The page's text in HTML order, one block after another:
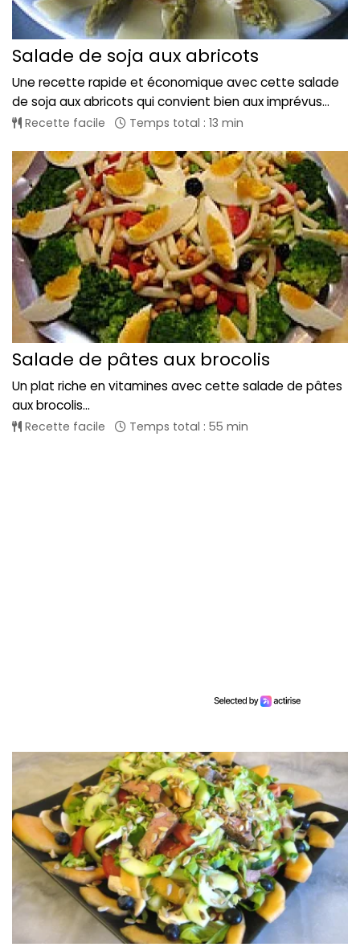
Salade de soja aux abricots
Une recette rapide et économique avec cette salade
de soja aux abricots qui convient bien aux imprévus...
Recette facile Temps total : 13 min
Salade de pâtes aux brocolis
Un plat riche en vitamines avec cette salade de pâtes
aux brocolis...
Recette facile Temps total : 55 min